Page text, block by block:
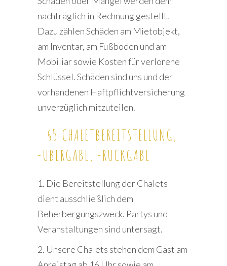
nachträglich in Rechnung gestellt.
Dazu zählen Schäden am Mietobjekt,
am Inventar, am Fußboden und am
Mobiliar sowie Kosten für verlorene
Schlüssel. Schäden sind uns und der
vorhandenen Haftpflichtversicherung
unverzüglich mitzuteilen.
§5 CHALETBEREITSTELLUNG,
-ÜBERGABE, -RÜCKGABE
1. Die Bereitstellung der Chalets
dient ausschließlich dem
Beherbergungszweck. Partys und
Veranstaltungen sind untersagt.
2. Unsere Chalets stehen dem Gast am